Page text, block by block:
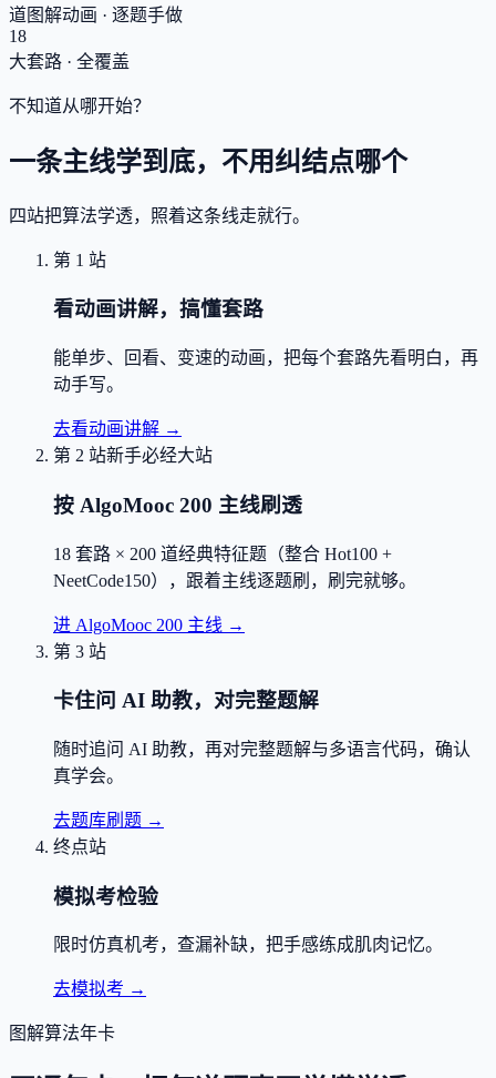
道图解动画 · 逐题手做
18
大套路 · 全覆盖
不知道从哪开始？
一条主线学到底，不用纠结点哪个
四站把算法学透，照着这条线走就行。
第 1 站
看动画讲解，搞懂套路
能单步、回看、变速的动画，把每个套路先看明白，再
动手写。
去看动画讲解 →
第 2 站新手必经大站
按 AlgoMooc 200 主线刷透
18 套路 × 200 道经典特征题（整合 Hot100 +
NeetCode150），跟着主线逐题刷，刷完就够。
进 AlgoMooc 200 主线 →
第 3 站
卡住问 AI 助教，对完整题解
随时追问 AI 助教，再对完整题解与多语言代码，确认
真学会。
去题库刷题 →
终点站
模拟考检验
限时仿真机考，查漏补缺，把手感练成肌肉记忆。
去模拟考 →
图解算法年卡